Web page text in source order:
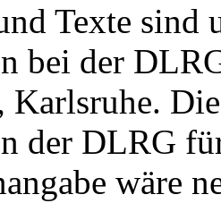
Texte sind
bei der
Karlsruhe.
der DLRG
wäre